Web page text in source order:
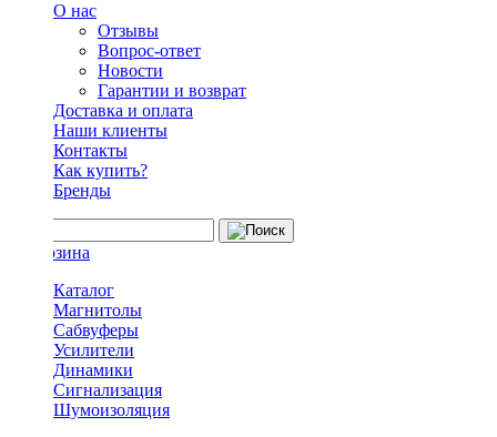
О нас
Отзывы
Вопрос-ответ
Новости
Гарантии и возврат
Доставка и оплата
Наши клиенты
Контакты
Как купить?
Бренды
Каталог
Магнитолы
Сабвуферы
Усилители
Динамики
Сигнализация
Шумоизоляция